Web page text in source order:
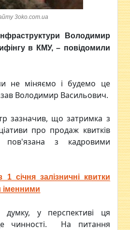
3oko.com.ua
Володимир
в КМУ, – повідомили
не міняємо і будемо це
Володимир Васильович.
зазначив, що затримка з
про продаж квитків
пов'язана з кадровими
1 січня залізничні квитки
іменними
у перспективі ця
чинності. На питання